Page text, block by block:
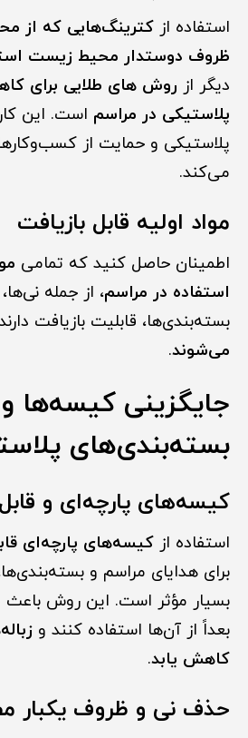
استفاده از کترینگ‌هایی که از
ظروف دوستدار محیط زیست
دیگر از روش های طلایی برای
پلاستیکی در مراسم است. این
پلاستیکی و حمایت از
می‌کند.
مواد اولیه قابل بازیافت
اطمینان حاصل کنید که تمامی
استفاده در مراسم، از جمله
بسته‌بندی‌ها، قابلیت بازیافت
می‌شوند.
جایگزینی کیسه‌ها و
بسته‌بندی‌های
کیسه‌های پارچه‌ای و
استفاده از کیسه‌های پارچه‌ای
برای هدایای مراسم و
بسیار مؤثر است. این روش باعث
بعداً از آن‌ها استفاده کنند و
کاهش یابد.
حذف نی و ظروف یکبار